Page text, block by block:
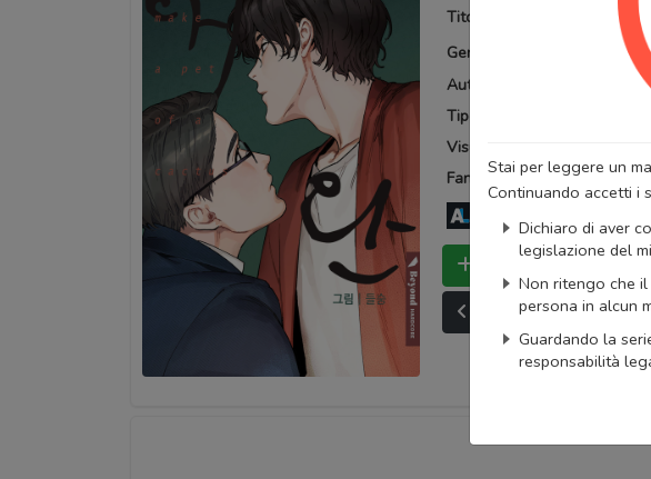
Stai per leggere un
Continuando accetti i
Dichiaro di aver
legislazione del
Non ritengo che
persona in alcun
Guardando la
responsabilità
Titoli alternativi:
Aewan, 寵
Generi:
Autore:
Tipo:
Visualizzazioni:
Fansub:JMA Scan Group
Bookmark
Ultimo capitolo